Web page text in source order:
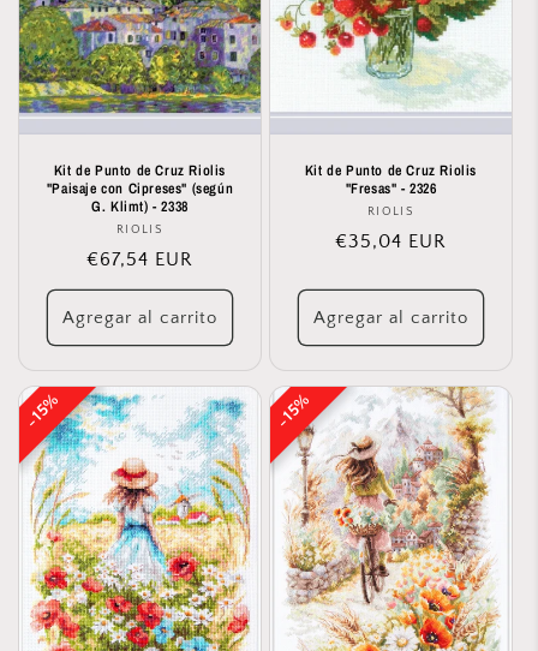
Kit de Punto de Cruz Riolis
"Paisaje con Cipreses" (según
G. Klimt) - 2338
Proveedor:
RIOLIS
Precio
habitual
€67,54 EUR
Agregar al carrito
Kit de Punto de Cruz Riolis
"Fresas" - 2326
Proveedor:
RIOLIS
Precio
€35,04 EUR
Agregar al carrito
15%
15% 15%
15%